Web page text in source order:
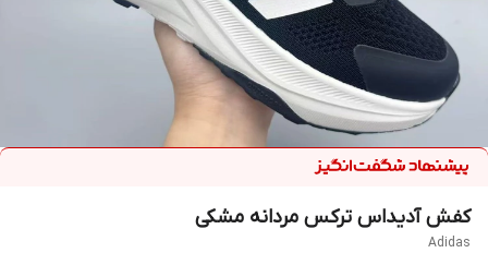
کفش آدیداس ترکس مردانه مشکی
Adidas